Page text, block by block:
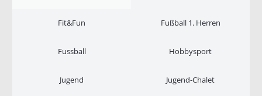
Fit&Fun Fußball 1. Herren
Fussball Hobbysport
Jugend Jugend-Chalet